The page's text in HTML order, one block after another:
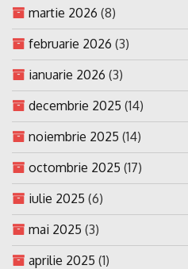
martie 2026 (8)
februarie 2026 (3)
ianuarie 2026 (3)
decembrie 2025 (14)
noiembrie 2025 (14)
octombrie 2025 (17)
iulie 2025 (6)
mai 2025 (3)
aprilie 2025 (1)